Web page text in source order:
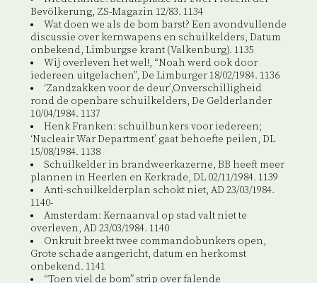
Bevölkerung, ZS-Magazin 12/83. 1134
Wat doen we als de bom barst? Een avondvullende
discussie over kernwapens en schuilkelders, Datum
onbekend, Limburgse krant (Valkenburg). 1135
Wij overleven het wel!, “Noah werd ook door
iedereen uitgelachen”, De Limburger 18/02/1984. 1136
‘Zandzakken voor de deur’,Onverschilligheid
rond de openbare schuilkelders, De Gelderlander
10/04/1984. 1137
Henk Franken: schuilbunkers voor iedereen;
‘Nucleair War Department’ gaat behoefte peilen, DL
15/08/1984. 1138
Schuilkelder in brandweerkazerne, BB heeft meer
plannen in Heerlen en Kerkrade, DL 02/11/1984. 1139
Anti-schuilkelderplan schokt niet, AD 23/03/1984.
1140-
Amsterdam: Kernaanval op stad valt niet te
overleven, AD 23/03/1984. 1140
Onkruit breekt twee commandobunkers open,
Grote schade aangericht, datum en herkomst
onbekend. 1141
“Toen viel de bom” strip over falende